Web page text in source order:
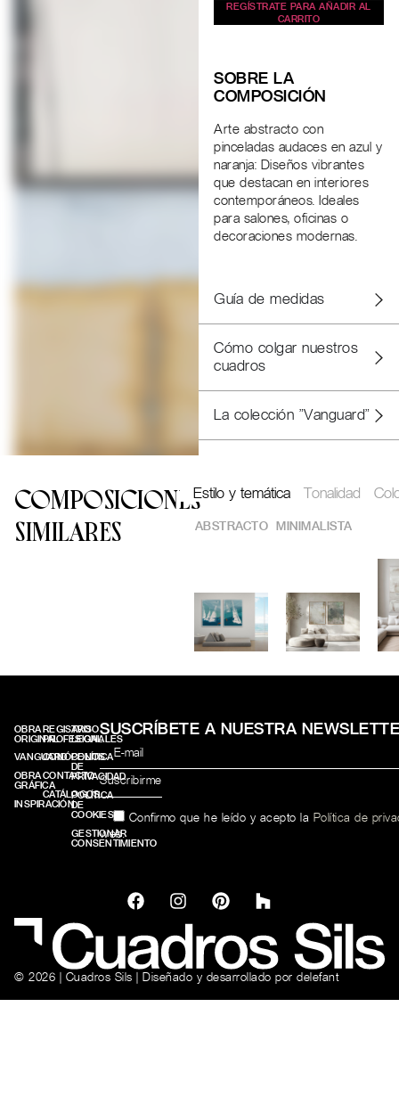
REGÍSTRATE PARA AÑADIR AL
CARRITO
SOBRE LA
COMPOSICIÓN
Arte abstracto con
pinceladas audaces en azul y
naranja: Diseños vibrantes
que destacan en interiores
contemporáneos. Ideales
para salones, oficinas o
decoraciones modernas.
Guía de medidas
Cómo colgar nuestros
cuadros
La colección "Vanguard"
COMPOSICIONES
SIMILARES
Estilo y temática Tonalidad
ABSTRACTO MINIMALISTA
OBRA
ORIGINAL
VANGUARD
OBRA
GRÁFICA
INSPIRACIÓN
REGISTRO
PROFESIONALES
CONÓCENOS
CONTACTO
CATÁLOGOS
AVISO
LEGAL
POLÍTICA
DE
PRIVACIDAD
POLÍTICA
DE
COOKIES
GESTIONAR
CONSENTIMIENTO
SUSCRÍBETE A NUESTRA
Confirmo que he leído y acepto la Política de
web.
© 2026 | Cuadros Sils | Diseñado y desarrollado por delefant